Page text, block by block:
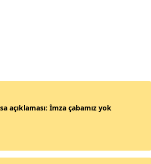
açıklaması: İmza çabamız yok